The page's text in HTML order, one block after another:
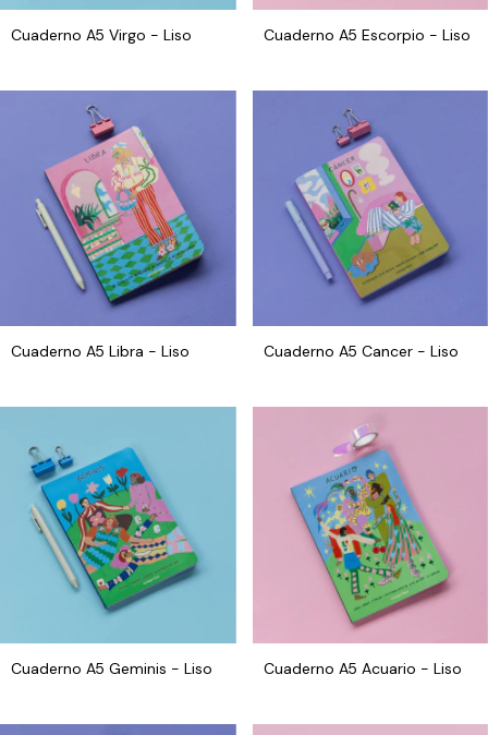
Cuaderno A5 Virgo - Liso Cuaderno A5 Escorpio - Liso
Cuaderno A5 Libra - Liso Cuaderno A5 Cancer - Liso
Cuaderno A5 Geminis - Liso Cuaderno A5 Acuario - Liso